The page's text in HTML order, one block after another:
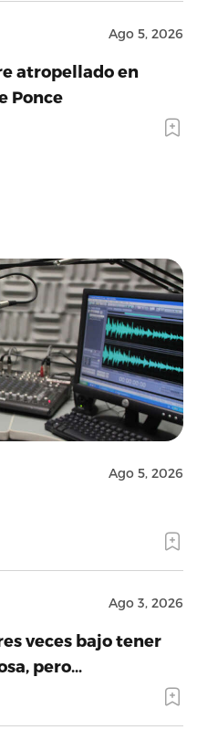
Ago 5, 2026
atropellado en
Ponce
Ago 5, 2026
Ago 3, 2026
veces bajo tener
pero…